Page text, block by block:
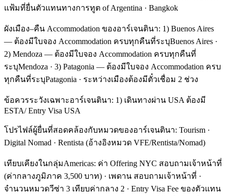
แฟ้มที่ยื่นตัวแทนทางการทูต of Argentina · Bangkok
ผังเมือง–คืน Accommodation ของอาร์เจนตินา: 1) Buenos Aires
— ต้องมีใบจอง Accommodation ครบทุกคืนที่ระบุBuenos Aires ·
2) Mendoza — ต้องมีใบจอง Accommodation ครบทุกคืนที่
ระบุMendoza · 3) Patagonia — ต้องมีใบจอง Accommodation ครบ
ทุกคืนที่ระบุPatagonia · ระหว่างเมืองต้องมีตั๋วเชื่อม 2 ช่วง
ข้อควรระวังเฉพาะอาร์เจนตินา: 1) เดินทางผ่าน USA ต้องมี
ESTA/ Entry Visa USA
โปรไฟล์ผู้ยื่นที่สอดคล้องกับหมวดของอาร์เจนตินา: Tourism ·
Digital Nomad · Rentista (อ้างอิงหมวด VFE/Rentista/Nomad)
เทียบเคียงในกลุ่มAmericas: ค่า Offering NYC สอบถามเจ้าหน้าที่
(ค่ากลางภูมิภาค 3,500 บาท) · เพดาน สอบถามเจ้าหน้าที่ ·
จำนวนหมวดวีซ่า 3 เทียบค่ากลาง 2 · Entry Visa Fee ของตัวแทน